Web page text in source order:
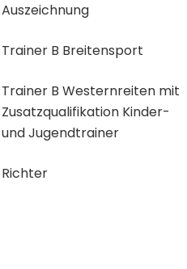
Auszeichnung
Trainer B Breitensport
Trainer B Westernreiten mit
Zusatzqualifikation Kinder-
und Jugendtrainer
Richter